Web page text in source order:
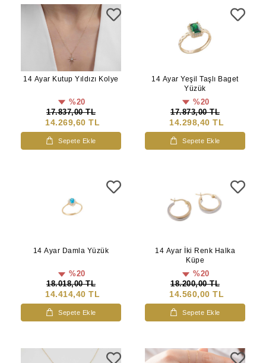
14 Ayar Kutup Yıldızı Kolye
%20
17.837,00 TL
14.269,60 TL
Sepete Ekle
14 Ayar Yeşil Taşlı Baget
Yüzük
%20
17.873,00 TL
14.298,40 TL
Sepete Ekle
14 Ayar Damla Yüzük
%20
18.018,00 TL
14.414,40 TL
Sepete Ekle
14 Ayar İki Renk Halka
Küpe
%20
18.200,00 TL
14.560,00 TL
Sepete Ekle